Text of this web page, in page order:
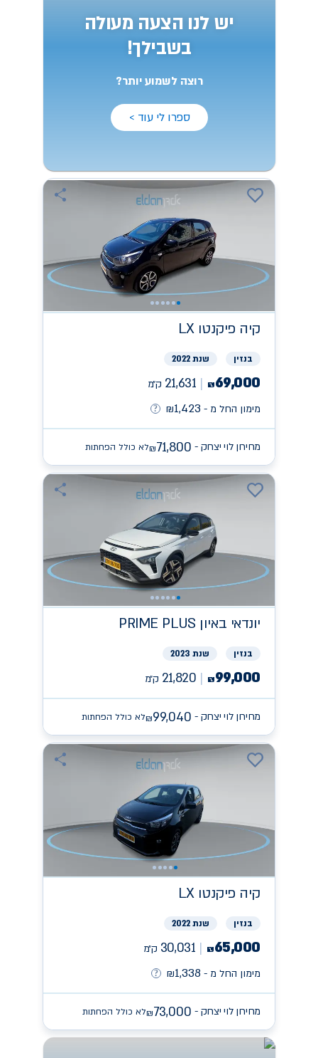
יש לנו הצעה מעולה
בשבילך!
רוצה לשמוע יותר?
ספרו לי עוד >
קיה פיקנטו LX
בנזין שנת 2022
₪69,000
21,631 ק״מ
מימון החל מ -
₪1,423
מחירון לוי יצחק - ₪71,800 לא כולל הפחתות
יונדאי PRIME PLUS באיון
בנזין שנת 2023
₪99,000
21,820 ק״מ
מחירון לוי יצחק - ₪99,040 לא כולל הפחתות
קיה פיקנטו LX
בנזין שנת 2022
₪65,000
30,031 ק״מ
מימון החל מ -
₪1,338
מחירון לוי יצחק - ₪73,000 לא כולל הפחתות